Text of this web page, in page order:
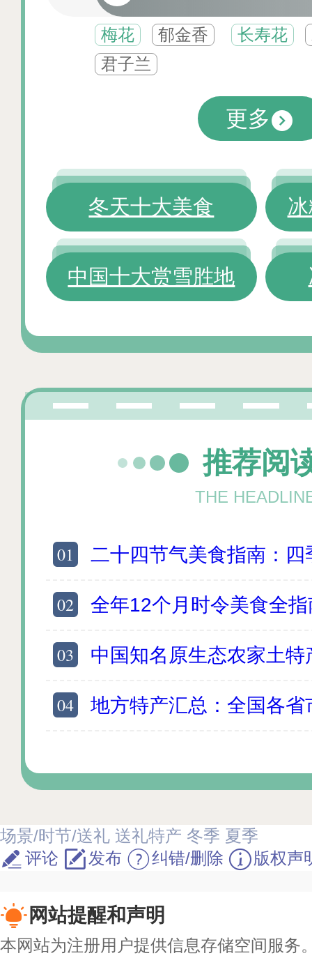
梅花 郁金香 长寿花
君子兰
更多
冬天十大美食
中国十大赏雪胜地
推荐阅
THE
01 二十四节气美食指南：四季24节令美食
02 全年12个月时令美食全指南 每月
03 中国知名原生态农家土特产推荐 初级农
04 地方特产汇总：全国各省市地域十大特产
场景/时节/送礼 送礼特产 冬季 夏季
评论
发布 纠错/删除 版权声
网站提醒和声明
本网站为注册用户提供信息存储空间服务